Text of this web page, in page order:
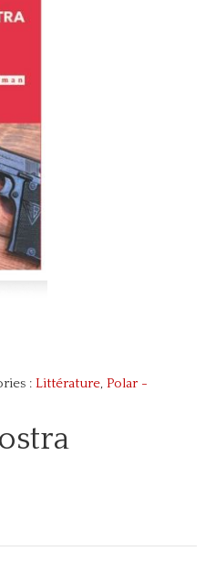
: Littérature, Polar -